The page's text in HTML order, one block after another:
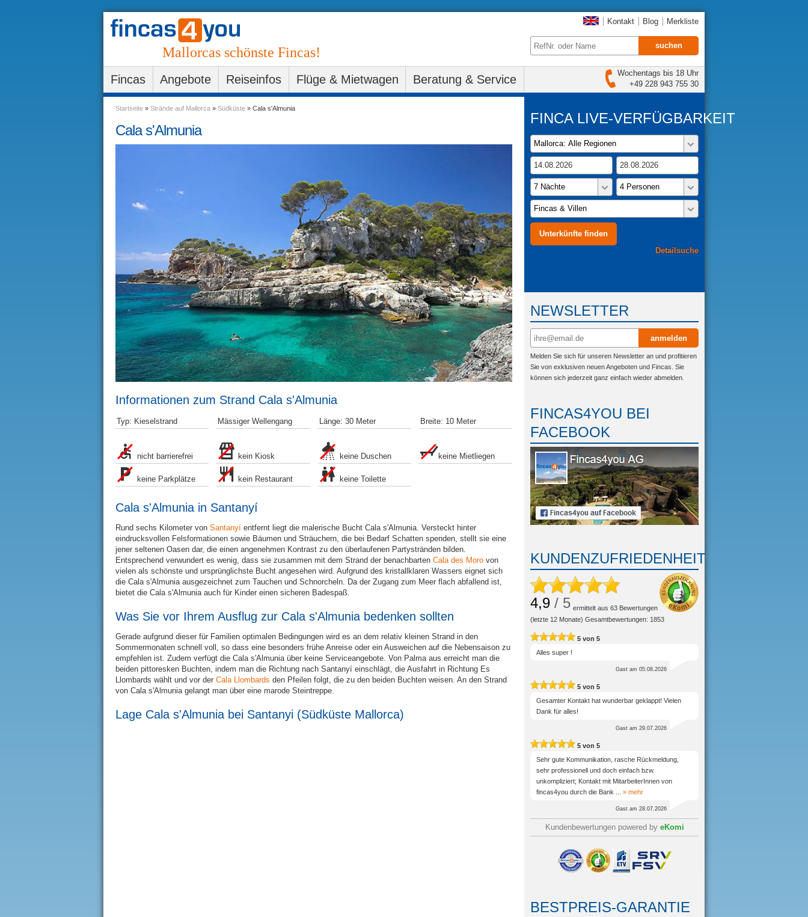
Mallorcas schönste Fincas!
Kontakt Blog Merkliste
Fincas Angebote Reiseinfos Flüge & Mietwagen Beratung & Service
Wochentags bis 18 Uhr
+49 228 943 755 30
FINCA LIVE-VERFÜGBARKEIT
Detailsuche
Startseite » Strände auf Mallorca » Südküste » Cala s'Almunia
Cala s'Almunia
Informationen zum Strand Cala s'Almunia
Typ: Kieselstrand Mässiger Wellengang Länge: 30 Meter Breite: 10 Meter
nicht barrierefrei
keine Parkplätze
kein Kiosk
kein Restaurant
keine Duschen
keine Toilette
keine Mietliegen
Cala s'Almunia in Santanyí
Rund sechs Kilometer von Santanyí entfernt liegt die malerische Bucht Cala s'Almunia. Versteckt hinter
eindrucksvollen Felsformationen sowie Bäumen und Sträuchern, die bei Bedarf Schatten spenden, stellt sie eine
jener seltenen Oasen dar, die einen angenehmen Kontrast zu den überlaufenen Partystränden bilden.
Entsprechend verwundert es wenig, dass sie zusammen mit dem Strand der benachbarten Cala des Moro von
vielen als schönste und ursprünglichste Bucht angesehen wird. Aufgrund des kristallklaren Wassers eignet sich
die Cala s'Almunia ausgezeichnet zum Tauchen und Schnorcheln. Da der Zugang zum Meer flach abfallend ist,
bietet die Cala s'Almunia auch für Kinder einen sicheren Badespaß.
Was Sie vor Ihrem Ausflug zur Cala s'Almunia bedenken sollten
Gerade aufgrund dieser für Familien optimalen Bedingungen wird es an dem relativ kleinen Strand in den
Sommermonaten schnell voll, so dass eine besonders frühe Anreise oder ein Ausweichen auf die Nebensaison zu
empfehlen ist. Zudem verfügt die Cala s'Almunia über keine Serviceangebote. Von Palma aus erreicht man die
beiden pittoresken Buchten, indem man die Richtung nach Santanyí einschlägt, die Ausfahrt in Richtung Es
Llombards wählt und vor der Cala Llombards den Pfeilen folgt, die zu den beiden Buchten weisen. An den Strand
von Cala s'Almunia gelangt man über eine marode Steintreppe.
Lage Cala s'Almunia bei Santanyi (Südküste Mallorca)
NEWSLETTER
anmelden
Melden Sie sich für unseren Newsletter an und profitieren
Sie von exklusiven neuen Angeboten und Fincas. Sie
können sich jederzeit ganz einfach wieder abmelden.
FINCAS4YOU BEI
FACEBOOK
KUNDENZUFRIEDENHEIT
4,9 / 5 ermittelt aus 63 Bewertungen
(letzte 12 Monate) Gesamtbewertungen: 1853
5 von 5
Alles super !
Gast am 05.08.2026
5 von 5
Gesamter Kontakt hat wunderbar geklappt! Vielen
Dank für alles!
Gast am 29.07.2026
5 von 5
Sehr gute Kommunikation, rasche Rückmeldung,
sehr professionell und doch einfach bzw.
unkompliziert; Kontakt mit MitarbeiterInnen von
fincas4you durch die Bank
» mehr
Gast am 28.07.2026
Kundenbewertungen powered by eKomi
BESTPREIS-GARANTIE